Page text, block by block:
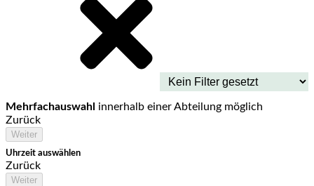
Mehrfachauswahl innerhalb einer Abteilung möglich
Zurück
Weiter
Uhrzeit auswählen
Zurück
Weiter